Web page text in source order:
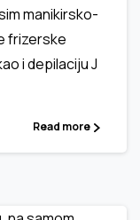
manikirsko-
frizerske
i depilaciju J
Read more